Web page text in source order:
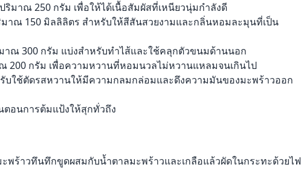
ปริมาณ 250 กรัม เพื่อให้ได้เนื้อสัมผัสที่เหนียวนุ่มกำลังดี
าณ 150 มิลลิลิตร สำหรับให้สีสันสวยงามและกลิ่นหอมละมุนที่เป็น
ณ 300 กรัม แบ่งสำหรับทำไส้และใช้คลุกตัวขนมด้านนอก
200 กรัม เพื่อความหวานที่หอมนวลไม่หวานแหลมจนเกินไป
ใช้ตัดรสหวานให้มีความกลมกล่อมและดึงความมันของมะพร้าวออก
อนการต้มแป้งให้สุกทั่วถึง
ะพร้าวทึนทึกขูดผสมกับน้ำตาลมะพร้าวและเกลือแล้วผัดในกระทะด้วยไฟ